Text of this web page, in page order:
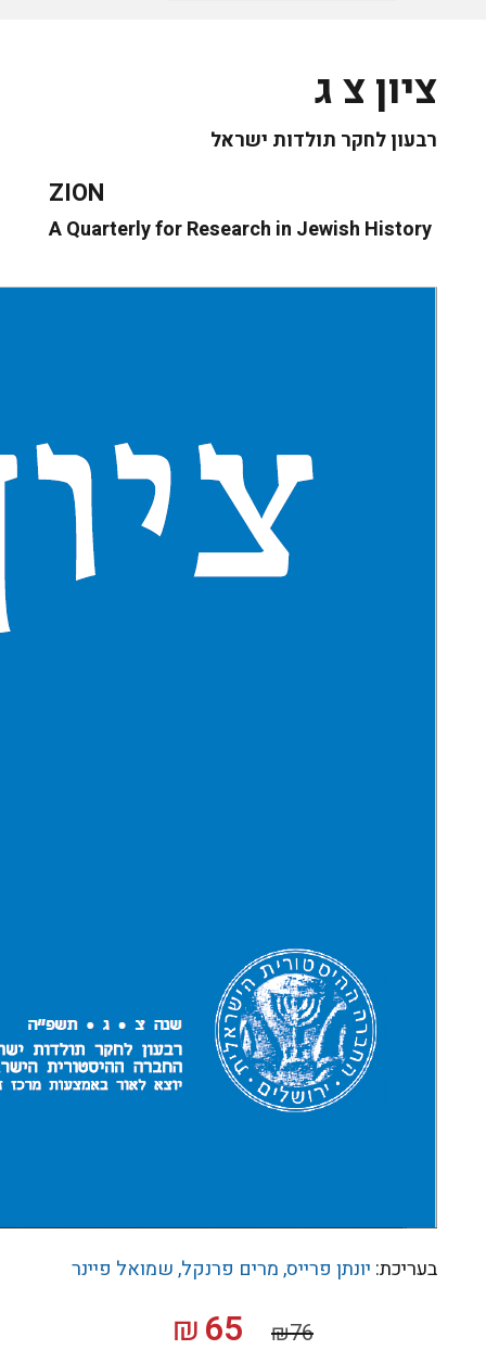
ציון צ ג
רבעון לחקר תולדות ישראל
ZION
A Quarterly for Research in Jewish History
בעריכת:יונתן פרייס מרים פרנקל שמואל פיינר
₪76
המחיר₪65
המחיר